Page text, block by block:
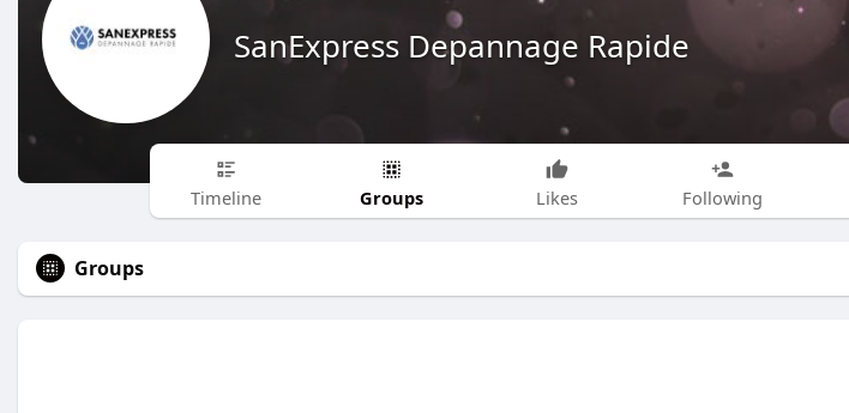
SanExpress Depannage Rapide
Timeline Groups Likes Following
Groups